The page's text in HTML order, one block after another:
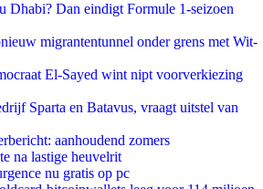
Dhabi? Dan eindigt Formule 1-seizoen
migrantentunnel onder grens met Wit-
El-Sayed wint nipt voorverkiezing
Sparta en Batavus, vraagt uitstel van
aanhoudend zomers
na lastige heuvelrit
nu gratis op pc